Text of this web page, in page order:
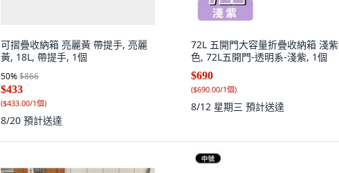
可摺疊收納箱 亮麗黃 帶提手, 亮麗
黃, 18L, 帶提手, 1個
50%$866
$433
($433.00/1個)
8/20 預計送達
72L 五開門大容量折疊收納箱 淺紫
色, 72L五開門-透明系-淺紫, 1個
$690
($690.00/1個)
8/12 星期三 預計送達